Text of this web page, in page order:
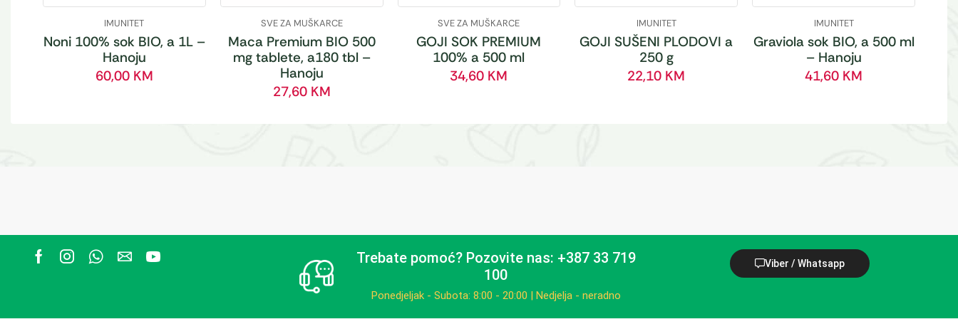
IMUNITET
Noni 100% sok BIO, a 1L –
Hanoju
60,00 KM
SVE ZA MUŠKARCE
Maca Premium BIO 500
mg tablete, a180 tbl –
Hanoju
27,60 KM
SVE ZA MUŠKARCE
GOJI SOK PREMIUM
100% a 500 ml
34,60 KM
IMUNITET
GOJI SUŠENI PLODOVI a
250 g
22,10 KM
IMUNITET
Graviola sok BIO, a 500 ml
– Hanoju
41,60 KM
Trebate pomoć?Pozovite nas: +387 33 719
100
Ponedjeljak - Subota: 8:00 - 20:00 | Nedjelja - neradno
Viber / Whatsapp